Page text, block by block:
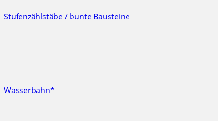
Stufenzählstäbe / bunte Bausteine
Wasserbahn*